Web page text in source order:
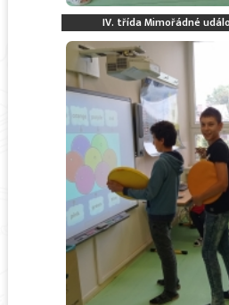
IV. třída Mimořádné